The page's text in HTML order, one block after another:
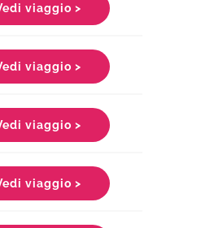
viaggio >
viaggio >
viaggio >
viaggio >